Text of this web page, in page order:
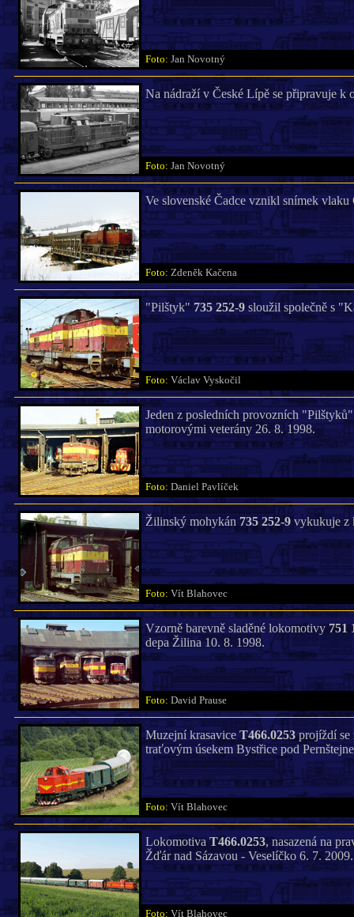
Foto: Jan Novotný
Na nádraží v České Lípě se připravuje k
Foto: Jan Novotný
Ve slovenské Čadce vznikl snímek
Foto: Zdeněk Kačena
"Pilštyk" 735 252-9sloužil společně s
Foto: Václav Vyskočil
Jeden z posledních provozních
motorovými veterány 26. 8. 1998.
Foto: Daniel Pavlíček
Žilinský mohykán 735 252-9vykukuje z
Foto: Vít Blahovec
Vzorně barevně sladěné lokomotivy751
depa Žilina 10. 8. 1998.
Foto: David Prause
Muzejní krasavice T466.0253projíždí se
traťovým úsekem Bystřice pod
Foto: Vít Blahovec
LokomotivaT466.0253, nasazená na
Žďár nad Sázavou - Veselíčko 6. 7. 2009.
Foto: Vít Blahovec